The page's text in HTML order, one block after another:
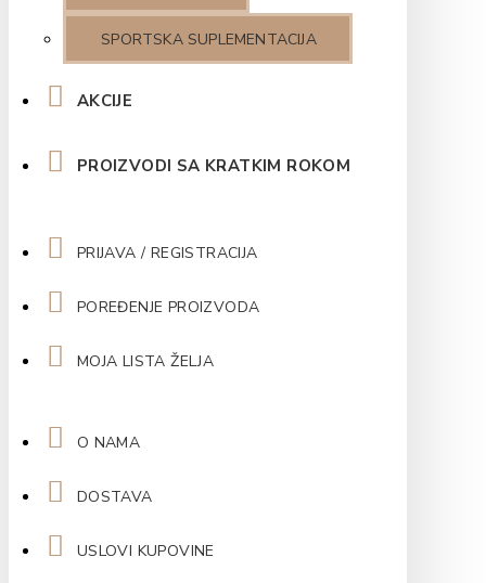
SPORTSKA SUPLEMENTACIJA
AKCIJE
PROIZVODI SA KRATKIM ROKOM
PRIJAVA / REGISTRACIJA
POREĐENJE PROIZVODA
MOJA LISTA ŽELJA
O NAMA
DOSTAVA
USLOVI KUPOVINE